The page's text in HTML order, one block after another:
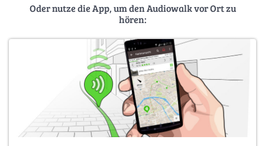
Oder nutze die App, um den Audiowalk vor Ort zu
hören: